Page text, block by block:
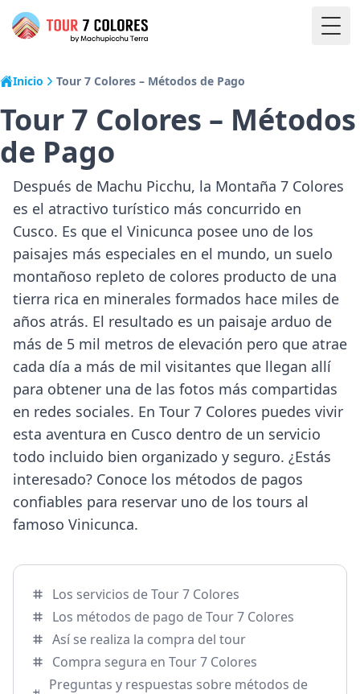
Inicio Tour 7 Colores – Métodos de Pago
Tour 7 Colores – Métodos
de Pago
Después de Machu Picchu, la Montaña 7 Colores
es el atractivo turístico más concurrido en
Cusco. Es que el Vinicunca posee uno de los
paisajes más especiales en el mundo, un suelo
montañoso repleto de colores producto de una
tierra rica en minerales formados hace miles de
años atrás. El resultado es un paisaje arduo de
más de 5 mil metros de elevación pero que atrae
cada día a más de mil visitantes que llegan allí
para obtener una de las fotos más compartidas
en redes sociales. En Tour 7 Colores puedes vivir
esta aventura en Cusco dentro de un servicio
todo incluido bien organizado y seguro. ¿Estás
interesado? Conoce los métodos de pagos
confiables para reservar uno de los tours al
famoso Vinicunca.
Los servicios de Tour 7 Colores
Los métodos de pago de Tour 7 Colores
Así se realiza la compra del tour
Compra segura en Tour 7 Colores
Preguntas y respuestas sobre métodos de